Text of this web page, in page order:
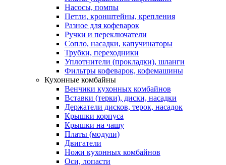
Насосы, помпы
Петли, кронштейны, крепления
Разное для кофеварок
Ручки и переключатели
Сопло, насадки, капучинаторы
Трубки, переходники
Уплотнители (прокладки), шланги
Фильтры кофеварок, кофемашины
Кухонные комбайны
Венчики кухонных комбайнов
Вставки (терки), диски, насадки
Держатели дисков, терок, насадок
Крышки корпуса
Крышки на чашу
Платы (модули)
Двигатели
Ножи кухонных комбайнов
Оси, лопасти